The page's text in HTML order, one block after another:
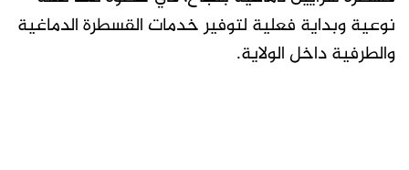
نوعية وبداية فعلية لتوفير خدمات القسطرة الدماغية
والطرفية داخل الولاية.